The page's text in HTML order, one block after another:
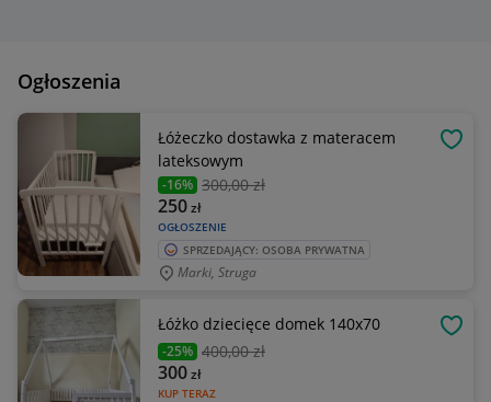
Ogłoszenia
Łóżeczko dostawka z materacem
lateksowym
-16% 300,00 zł
OGŁOSZENIE
250zł
SPRZEDAJĄCY: OSOBA PRYWATNA
Marki, Struga
Łóżko dziecięce domek 140x70
-25% 400,00 zł
KUP TERAZ
300zł